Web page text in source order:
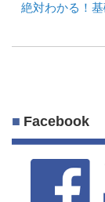
絶対わかる！
Facebook